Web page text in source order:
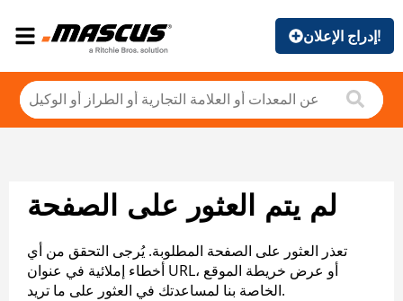
إدراج الإعلان!
لم يتم العثور على الصفحة
تعذر العثور على الصفحة المطلوبة. يُرجى التحقق من أي
أخطاء إملائية في عنوان URL، أو عرض خريطة الموقع
الخاصة بنا لمساعدتك في العثور على ما تريد.